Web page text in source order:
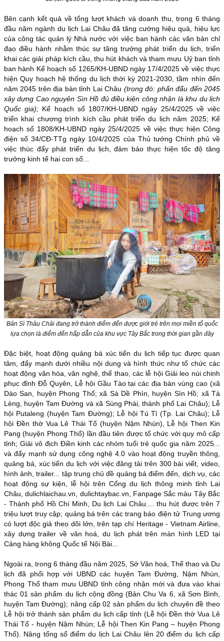
Bên cạnh kết quả về tổng lượt khách và doanh thu, trong 6 tháng
đầu năm ngành du lịch Lai Châu đã tăng cường hiệu quả, hiệu lực
của công tác quản lý Nhà nước với việc ban hành các văn bản chỉ
đạo điều hành nhằm thúc sự tăng trưởng phát triển du lịch, triển
khai các giải pháp kích cầu, thu hút khách và tham mưu Uỷ ban tỉnh
ban hành Kế hoạch số 1265/KH-UBND ngày 17/4/2025 về việc thực
hiện Quy hoạch hệ thống du lịch thời kỳ 2021-2030, tầm nhìn đến
năm 2045 trên địa bàn tỉnh Lai Châu (trong đó: phấn đấu đến 2045
xây dựng Cao nguyên Sìn Hồ đủ điều kiện công nhận là khu du lịch
Quốc gia); Kế hoạch số 1807/KH-UBND ngày 25/4/2025 về việc
triển khai chương trình kích cầu phát triển du lịch năm 2025; Kế
hoạchsố 1808/KH-UBND ngày 25/4/2025 về việc thực hiện Công
điện số 34/CĐ-TTg ngày 10/4/2025 của Thủ tướng Chính phủ về
việc thúc đẩy phát triển du lịch, đảm bảo thực hiện tốc độ tăng
trưởng kinh tế hai con số...
Bản Sì Thâu Chải đang trở thành điểm đến được giới trẻ trên mọi miền tổ quốc
lựa chọn là điểm đến hấp dẫn của khu vực Tây Bắc trong thời gian gần đây
Đặc biệt, hoạt động quảng bá xúc tiến du lịch tiếp tục được quan
tâm, đẩy mạnh dưới nhiều nội dung và hình thức như tổ chức các
hoạt động văn hóa, văn nghệ, thể thao, các lễ hội Giải leo núi chinh
phục đỉnh Đỗ Quyên, Lễ hội Gầu Tào tại các địa bàn vùng cao (xã
Dào San, huyện Phong Thổ; xã Sà Dề Phìn, huyện Sìn Hồ; xã Tà
Lèng, huyện Tam Đường và xã Sùng Phài, thành phố Lai Châu); Lễ
hội Putaleng (huyện Tam Đường); Lễ hội Tú Tỉ (Tp. Lai Châu); Lễ
hội Đền thờ Vua Lê Thái Tổ (huyện Nậm Nhùn), Lễ hội Then Kin
Pang (huyện Phong Thổ) lần đầu tiên được tổ chức với quy mô cấp
tỉnh; Giải vô địch Điền kinh các nhóm tuổi trẻ quốc gia năm 2025...
và đẩy mạnh sử dụng công nghệ 4.0 vào hoạt động truyền thông,
quảng bá, xúc tiến du lịch với việc đăng tải trên 300 bài viết, video,
hình ảnh, trailer... tập trung chủ đề quảng bá điểm đến, dịch vụ, các
hoạt động sự kiện, lễ hội trên Cổng du lịch thông minh tỉnh Lai
Châu, dulichlaichau.vn, dulichtaybac.vn, Fanpage Sắc màu Tây Bắc
- Thành phố Hồ Chí Minh, Du lịch Lai Châu.... thu hút được trên 7
triệu lượt truy cập; quảng bá trên các trang báo điện tử Trung ương
có lượt độc giả theo dõi lớn,trên tạp chí Heritage - Vietnam Airline,
xây dựng trailer về văn hoá, du lịch phát trên màn hình LED tại
Cảng hàng không Quốc tế Nội Bài...
Ngoài ra, trong 6 tháng đầu năm 2025, Sở Văn hoá, Thể thao và Du
lịch đã phối hợp với UBND các huyện Tam Đường, Nậm Nhùn,
Phong Thổ tham mưu UBND tỉnh công nhận mới và đưa vào khai
thác 01 sản phẩm du lịch cộng đồng (Bản Chu Va 6, xã Sơn Bình,
huyện Tam Đường); nâng cấp 02 sản phẩm du lịch chuyên đề theo
Lễ hội trở thành sản phẩm du lịch cấp tỉnh (Lễ hội Đền thờ Vua Lê
Thái Tổ - huyện Nậm Nhùn; Lễ hội Then Kin Pang – huyện Phong
Thổ). Nâng tổng số điểm du lịch Lai Châu lên 20 điểm du lịch cấp